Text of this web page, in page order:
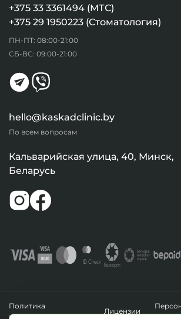
+375 33 3361494 (МТС)
+375 29 1950223 (Стоматология)
ПН-ПТ: 08:00-21:00
СБ-ВС: 09:00-21:00
hello@kaskadclinic.by
По всем вопросам
Кальварийская улица, 40, Минск,
Беларусь
Политика
конфиденциальности
Лицензии